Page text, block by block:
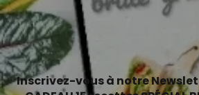
Inscrivez-vous à notre